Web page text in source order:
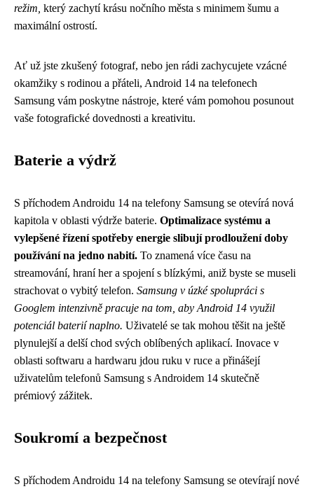
režim, který zachytí krásu nočního města s minimem šumu a
maximální ostrostí.
Ať už jste zkušený fotograf, nebo jen rádi zachycujete vzácné
okamžiky s rodinou a přáteli, Android 14 na telefonech
Samsung vám poskytne nástroje, které vám pomohou posunout
vaše fotografické dovednosti a kreativitu.
Baterie a výdrž
S příchodem Androidu 14 na telefony Samsung se otevírá nová
kapitola v oblasti výdrže baterie. Optimalizace systému a
vylepšené řízení spotřeby energie slibují prodloužení doby
používání na jedno nabití. To znamená více času na
streamování, hraní her a spojení s blízkými, aniž byste se museli
strachovat o vybitý telefon. Samsung v úzké spolupráci s
Googlem intenzivně pracuje na tom, aby Android 14 využil
potenciál baterií naplno. Uživatelé se tak mohou těšit na ještě
plynulejší a delší chod svých oblíbených aplikací. Inovace v
oblasti softwaru a hardwaru jdou ruku v ruce a přinášejí
uživatelům telefonů Samsung s Androidem 14 skutečně
prémiový zážitek.
Soukromí a bezpečnost
S příchodem Androidu 14 na telefony Samsung se otevírají nové